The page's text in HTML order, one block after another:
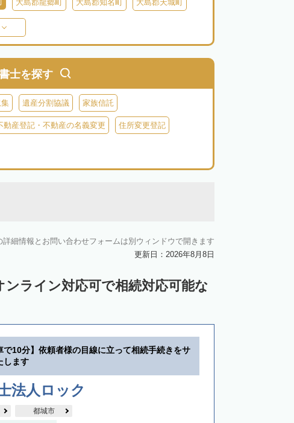
大島郡龍郷町 大島郡知名町 大島郡天城町
士を探す
集 遺産分割協議 家族信託
動産登記・不動産の名義変更 住所変更登記
詳細情報とお問い合わせフォームは別ウィンドウで開きます
更新日：2026年8月8日
ライン対応可で相続対応可能な
で10分】依頼者様の目線に立って相続手続きをサ
します
法人ロック
都城市